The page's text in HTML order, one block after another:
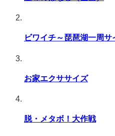
ビワイチ～琵琶湖一周サ
お家エクササイズ
脱・メタボ！大作戦